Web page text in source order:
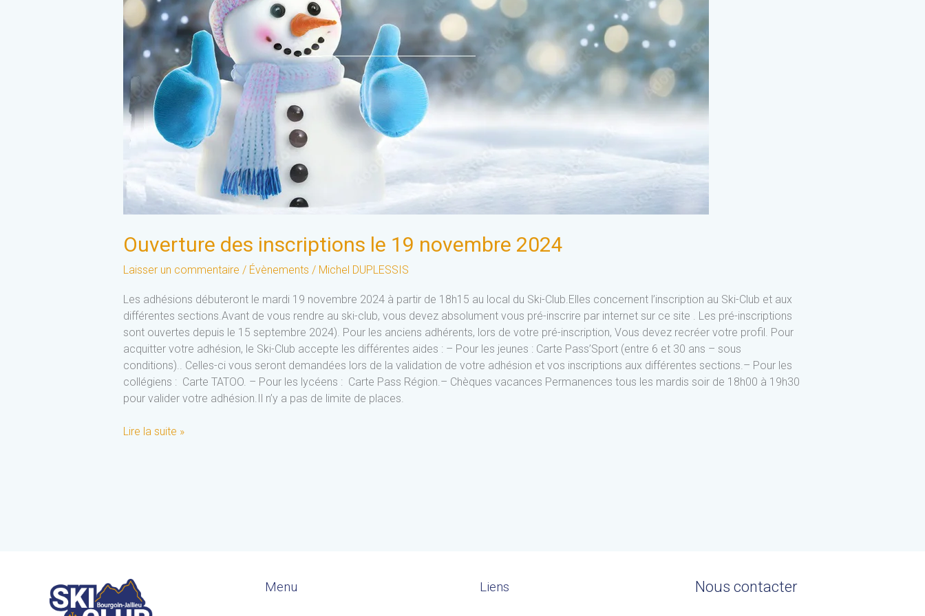
Ouverture des inscriptions le 19 novembre 2024
Laisser un commentaire / Évènements / Michel DUPLESSIS
Les adhésions débuteront le mardi 19 novembre 2024 à partir de 18h15 au local du Ski-Club.Elles concernent l’inscription au Ski-Club et aux
différentes sections.Avant de vous rendre au ski-club, vous devez absolument vous pré-inscrire par internet sur ce site . Les pré-inscriptions
sont ouvertes depuis le 15 septembre 2024). Pour les anciens adhérents, lors de votre pré-inscription, Vous devez recréer votre profil. Pour
acquitter votre adhésion, le Ski-Club accepte les différentes aides : – Pour les jeunes : Carte Pass’Sport (entre 6 et 30 ans – sous
conditions).. Celles-ci vous seront demandées lors de la validation de votre adhésion et vos inscriptions aux différentes sections.– Pour les
collégiens : Carte TATOO. – Pour les lycéens : Carte Pass Région.– Chèques vacances Permanences tous les mardis soir de 18h00 à 19h30
pour valider votre adhésion.Il n’y a pas de limite de places.
Lire la suite »
Menu Liens Nous contacter